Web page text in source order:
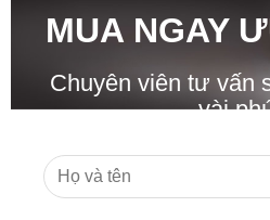
MUA NGAY
Chuyên viên tư vấn
vài